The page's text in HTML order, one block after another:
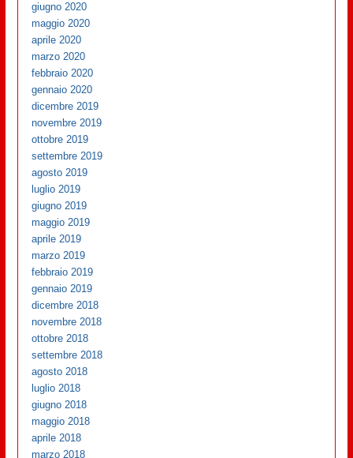
giugno 2020
maggio 2020
aprile 2020
marzo 2020
febbraio 2020
gennaio 2020
dicembre 2019
novembre 2019
ottobre 2019
settembre 2019
agosto 2019
luglio 2019
giugno 2019
maggio 2019
aprile 2019
marzo 2019
febbraio 2019
gennaio 2019
dicembre 2018
novembre 2018
ottobre 2018
settembre 2018
agosto 2018
luglio 2018
giugno 2018
maggio 2018
aprile 2018
marzo 2018